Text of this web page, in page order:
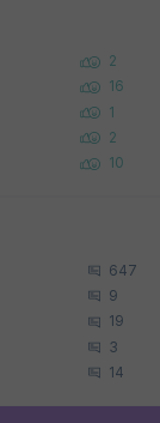
2
16
1
2
10
647
9
19
3
14